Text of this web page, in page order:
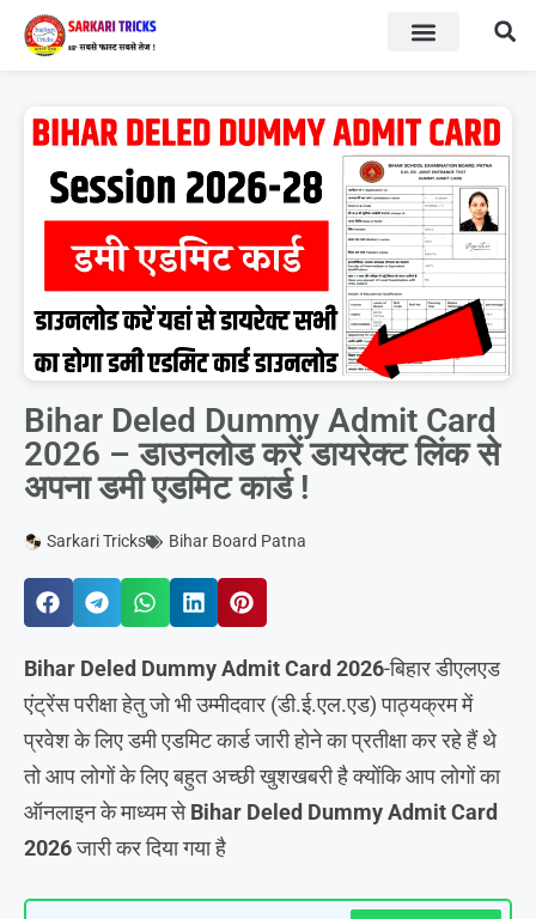
Bihar Deled Dummy Admit Card
2026 – डाउनलोड करें डायरेक्ट लिंक से
अपना डमी एडमिट कार्ड !
Sarkari Tricks Bihar Board Patna
Bihar Deled Dummy Admit Card 2026-बिहार डीएलएड
एंट्रेंस परीक्षा हेतु जो भी उम्मीदवार (डी.ई.एल.एड) पाठ्यक्रम में
प्रवेश के लिए डमी एडमिट कार्ड जारी होने का प्रतीक्षा कर रहे हैं थे
तो आप लोगों के लिए बहुत अच्छी खुशखबरी है क्योंकि आप लोगों का
ऑनलाइन के माध्यम सेBihar Deled Dummy Admit Card
2026जारी कर दिया गया है